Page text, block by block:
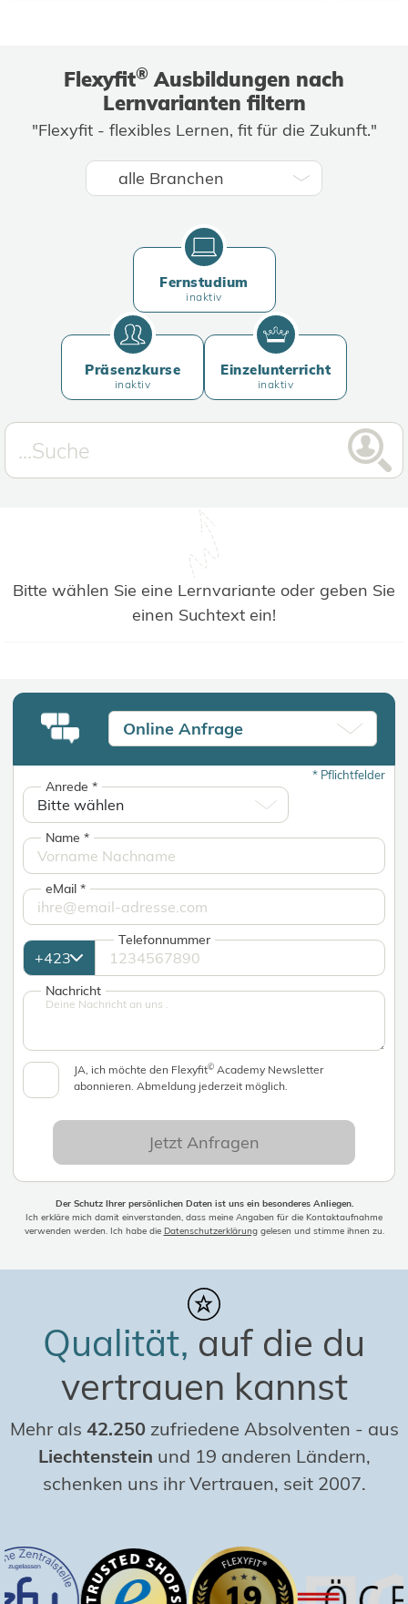
Flexyfit® Ausbildungen nach
Lernvarianten filtern
"Flexyfit - flexibles Lernen, fit für die Zukunft."
Fernstudium
inaktiv
Präsenzkurse
inaktiv
Einzelunterricht
inaktiv
Bitte wählen Sie eine Lernvariante oder geben Sie
einen Suchtext ein!
Online Anfrage
*Pflichtfelder
Anrede*
Name*
eMail*
Telefonnummer
Nachricht
JA, ich möchte den Flexyfit© Academy Newsletter
abonnieren. Abmeldung jederzeit möglich.
Jetzt Anfragen
Der Schutz Ihrer persönlichen Daten ist uns ein besonderes Anliegen.
Ich erkläre mich damit einverstanden, dass meine Angaben für die Kontaktaufnahme
verwenden werden. Ich habe die Datenschutzerklärunggelesen und stimme ihnen zu.
Qualität, auf die du
vertrauen kannst
Mehr als 42.250 zufriedene Absolventen - aus
Liechtenstein und 19 anderen Ländern,
schenken uns ihr Vertrauen, seit 2007.